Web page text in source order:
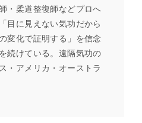
・柔道整復師などプロへ
目に見えない気功だから
変化で証明する」を信念
続けている。遠隔気功の
・アメリカ・オーストラ